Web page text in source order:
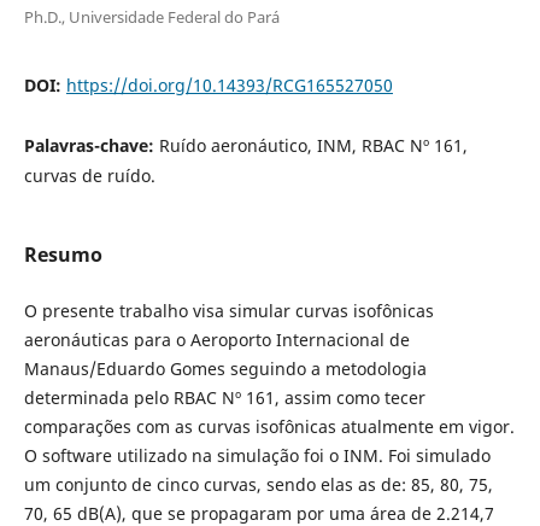
Ph.D., Universidade Federal do Pará
DOI: https://doi.org/10.14393/RCG165527050
Palavras-chave: Ruído aeronáutico, INM, RBAC Nº 161,
curvas de ruído.
Resumo
O presente trabalho visa simular curvas isofônicas
aeronáuticas para o Aeroporto Internacional de
Manaus/Eduardo Gomes seguindo a metodologia
determinada pelo RBAC Nº 161, assim como tecer
comparações com as curvas isofônicas atualmente em vigor.
O software utilizado na simulação foi o INM. Foi simulado
um conjunto de cinco curvas, sendo elas as de: 85, 80, 75,
70, 65 dB(A), que se propagaram por uma área de 2.214,7